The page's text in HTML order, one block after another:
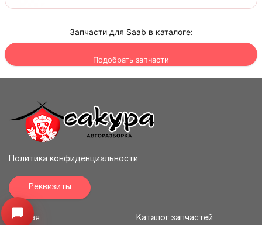
Запчасти для Saab в каталоге:
Подобрать запчасти
Узнайте цену запчасти ->
Политика конфиденциальности
Реквизиты
Главная Каталог запчастей